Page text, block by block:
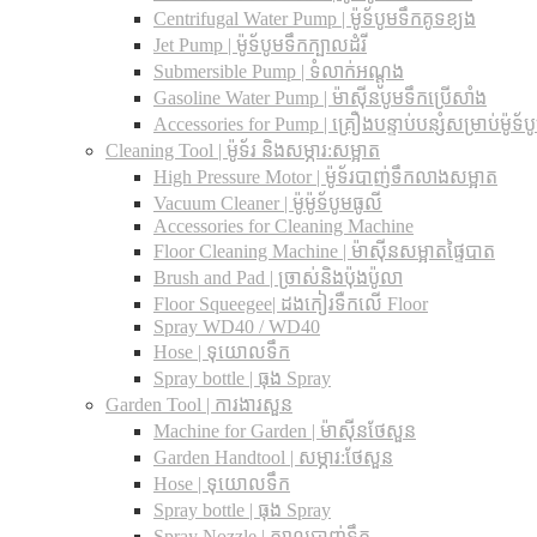
Centrifugal Water Pump | ម៉ូទ័បូមទឹកគូទខ្យង
Jet Pump | ម៉ូទ័បូមទឹកក្បាលដំរី
Submersible Pump | ទំលាក់អណ្តូង
Gasoline Water Pump | ម៉ាស៊ីនបូមទឹកប្រើសាំង
Accessories for Pump | គ្រឿងបន្ទាប់បន្សំសម្រាប់ម៉ូទ័
Cleaning Tool | ម៉ូទ័រ និងសម្ភារ:សម្អាត
High Pressure Motor | ម៉ូទ័របាញ់ទឹកលាងសម្អាត
Vacuum Cleaner | ម៉ូម៉ូទ័បូមធូលី
Accessories for Cleaning Machine
Floor Cleaning Machine | ម៉ាស៊ីនសម្អាតផ្ទៃបាត
Brush and Pad | ច្រាស់និងប៉ុងប៉ូលា
Floor Squeegee| ដងកៀរទឺកលើ Floor
Spray WD40 / WD40
Hose | ទុយោលទឹក
Spray bottle | ធុង Spray
Garden Tool | ការងារសួន
Machine for Garden | ម៉ាស៊ីនថែសួន
Garden Handtool | សម្ភារ:ថែសួន
Hose | ទុយោលទឹក
Spray bottle | ធុង Spray